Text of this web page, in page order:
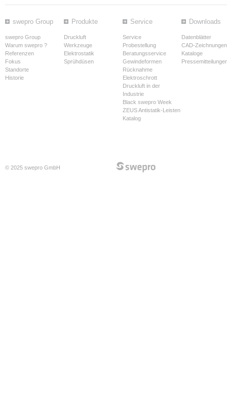
swepro Group
swepro Group
Warum swepro ?
Referenzen
Fokus
Standorte
Historie
Produkte
Druckluft
Werkzeuge
Elektrostatik
Sprühdüsen
Service
Service
Probestellung
Beratungsservice
Gewindeformen
Rücknahme
Elektroschrott
Druckluft in der
Industrie
Black swepro Week
ZEUS Antistatik-Leisten
Katalog
Downloads
Datenblätter
CAD-Zeichnungen
Kataloge
© 2025 swepro GmbH